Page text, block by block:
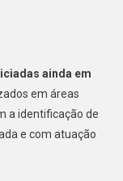
ainda em
em áreas
a identificação de
e com atuação